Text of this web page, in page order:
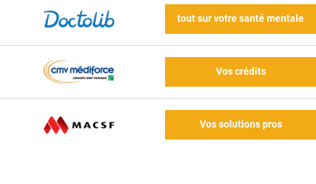
tout sur votre santé mentale
Vos crédits
Vos solutions pros